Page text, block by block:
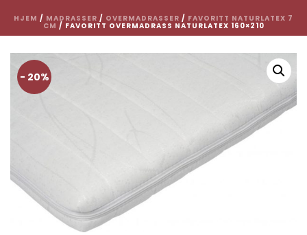
HJEM / MADRASSER / OVERMADRASSER / FAVORITT NATURLATEX 7
CM / FAVORITT OVERMADRASS NATURLATEX 160×210
- 20%